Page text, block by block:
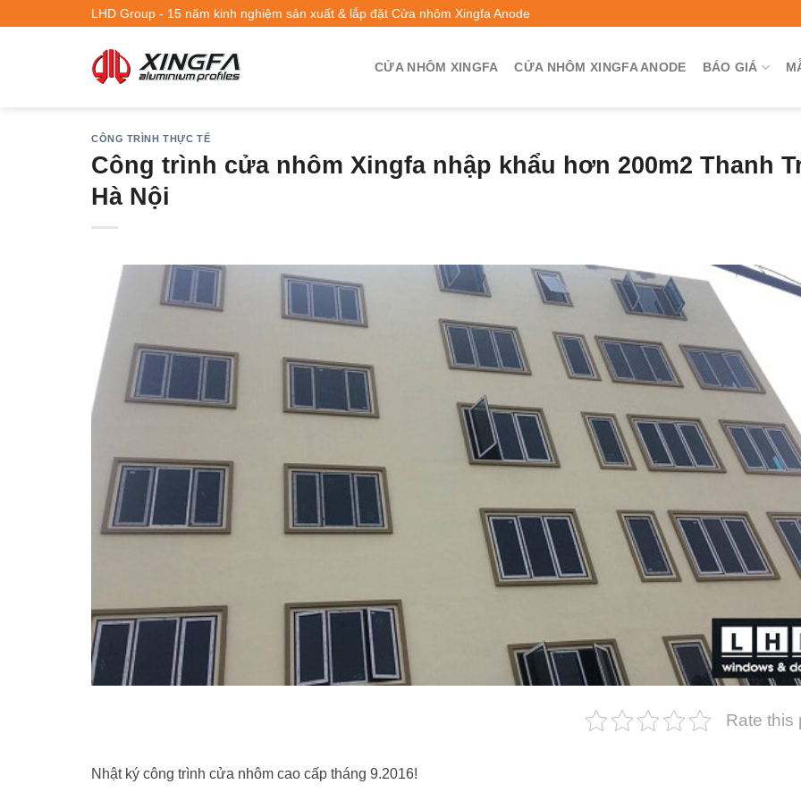
LHD Group - 15 năm kinh nghiệm sản xuất & lắp đặt Cửa nhôm Xingfa Anode
CỬA NHÔM XINGFA CỬA NHÔM XINGFA ANODE BÁO GIÁ
CÔNG TRÌNH THỰC TẾ
Công trình cửa nhôm Xingfa nhập khẩu hơn 200m2 Thanh
Hà Nội
Rate this
Nhật ký công trình cửa nhôm cao cấp tháng 9.2016!